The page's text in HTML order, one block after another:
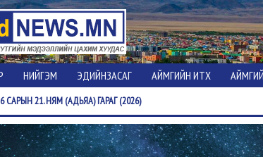
НИЙГЭМ ЭДИЙНЗАСАГ АЙМГИЙН ИТХ
21. НЯМ (АДЬЯА) ГАРАГ (2026)